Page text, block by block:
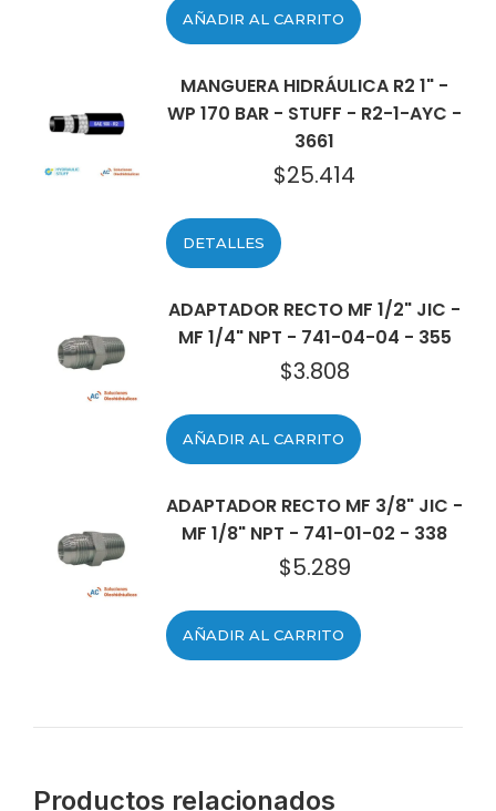
AÑADIR AL CARRITO
MANGUERA HIDRÁULICA R2 1" -
WP 170 BAR - STUFF - R2-1-AYC -
3661
$25.414
DETALLES
ADAPTADOR RECTO MF 1/2" JIC -
MF 1/4" NPT - 741-04-04 - 355
$3.808
AÑADIR AL CARRITO
ADAPTADOR RECTO MF 3/8" JIC -
MF 1/8" NPT - 741-01-02 - 338
$5.289
AÑADIR AL CARRITO
Productos relacionados